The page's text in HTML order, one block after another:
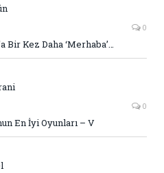
0
Bir Kez Daha ‘Merhaba’…
0
En İyi Oyunları – V